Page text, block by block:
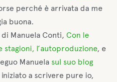
perché è arrivata da me
buona.
Manuela Conti, Con le
stagioni, l’autoproduzione, e
Manuela sul suo blog
a scrivere pure io,